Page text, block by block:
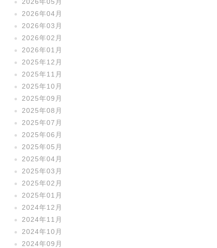
2026年04月
2026年03月
2026年02月
2026年01月
2025年12月
2025年11月
2025年10月
2025年09月
2025年08月
2025年07月
2025年06月
2025年05月
2025年04月
2025年03月
2025年02月
2025年01月
2024年12月
2024年11月
2024年10月
2024年09月